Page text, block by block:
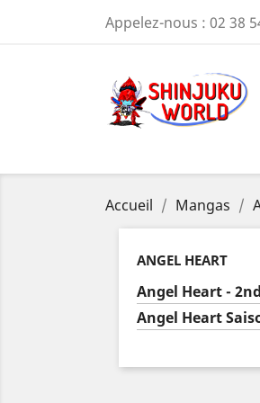
Appelez-nous : 02 38
Accueil Mangas
ANGEL HEART
Angel Heart -
Angel Heart